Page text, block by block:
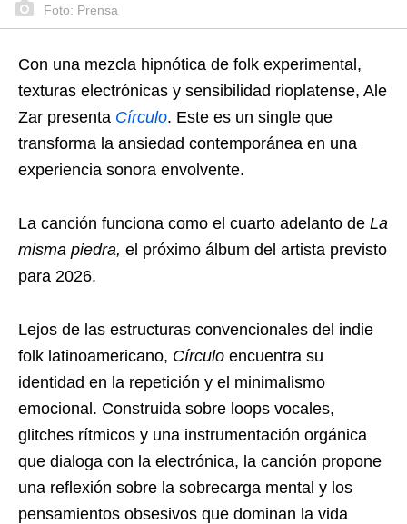
Foto: Prensa
Con una mezcla hipnótica de folk experimental,
texturas electrónicas y sensibilidad rioplatense, Ale
Zar presenta Círculo. Este es un single que
transforma la ansiedad contemporánea en una
experiencia sonora envolvente.
La canción funciona como el cuarto adelanto de La
misma piedra, el próximo álbum del artista previsto
para 2026.
Lejos de las estructuras convencionales del indie
folk latinoamericano, Círculo encuentra su
identidad en la repetición y el minimalismo
emocional. Construida sobre loops vocales,
glitches rítmicos y una instrumentación orgánica
que dialoga con la electrónica, la canción propone
una reflexión sobre la sobrecarga mental y los
pensamientos obsesivos que dominan la vida